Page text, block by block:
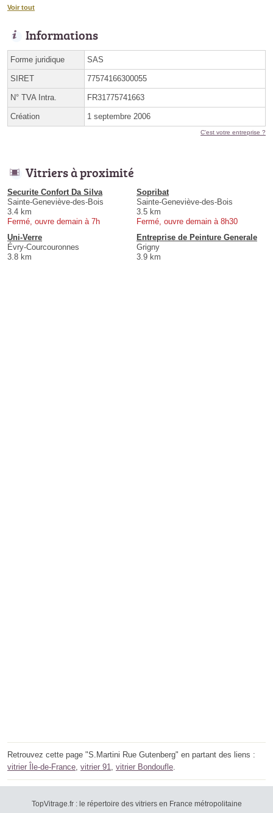
Voir tout
Informations
Forme juridique SAS
SIRET 77574166300055
N° TVA Intra. FR31775741663
Création 1 septembre 2006
C'est votre entreprise ?
Vitriers à proximité
Securite Confort Da Silva
Sainte-Geneviève-des-Bois
3.4 km
Fermé, ouvre demain à 7h
Sopribat
Sainte-Geneviève-des-Bois
3.5 km
Fermé, ouvre demain à 8h30
Uni-Verre
Évry-Courcouronnes
3.8 km
Entreprise de Peinture Generale
Grigny
3.9 km
Retrouvez cette page "S.Martini Rue Gutenberg" en partant des liens :
vitrier Île-de-France, vitrier 91, vitrier Bondoufle.
TopVitrage.fr : le répertoire des vitriers en France métropolitaine